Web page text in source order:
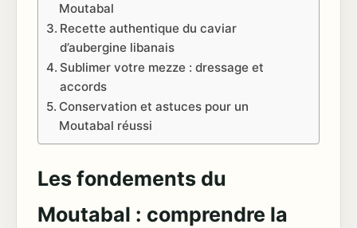
Moutabal
Recette authentique du caviar
d’aubergine libanais
Sublimer votre mezze : dressage et
accords
Conservation et astuces pour un
Moutabal réussi
Les fondements du
Moutabal : comprendre la